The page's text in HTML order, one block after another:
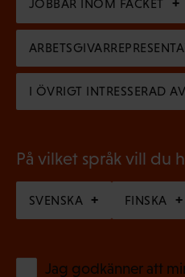
) s
k
t
)
r
i
s
k
)
JOBBAR INOM FACKET
I ÖVRIGT INTRESSERAD
På vilket språk vill du
SVENSKA FINSKA
Jag godkänner att